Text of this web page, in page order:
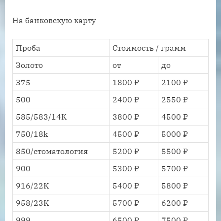
На банковскую карту
Проба
Стоимость / грамм
Золото
от
до
375
1800 ₽
2100 ₽
500
2400 ₽
2550 ₽
585/583/14К
3800 ₽
4500 ₽
750/18k
4500 ₽
5000 ₽
850/стоматология
5200 ₽
5500 ₽
900
5300 ₽
5700 ₽
916/22K
5400 ₽
5800 ₽
958/23K
5700 ₽
6200 ₽